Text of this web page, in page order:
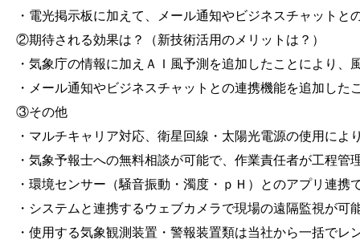
・電光掲示板に加えて、メール通知やビジネスチャットと
②期待される効果は？（新技術活用のメリットは？）
・気象庁の情報に加えＡＩ風予測を追加したことにより
・メール通知やビジネスチャットとの連携機能を追加し
③その他
・マルチキャリア対応、衛星回線・太陽光電源の使用に
・気象予報士への無料相談が可能で、作業責任者が工程
・環境センサー（騒音振動・濁度・ｐＨ）とのアプリ連
・システムと連携するウェブカメラで現場の遠隔監視が
・使用する気象観測装置・警報装置類は当社から一括で